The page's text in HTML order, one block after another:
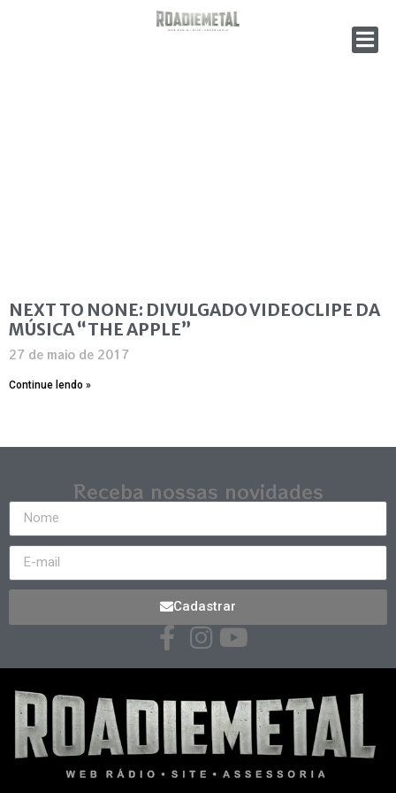
NEXT TO NONE: DIVULGADO VIDEOCLIPE DA
MÚSICA “THE APPLE”
27 de maio de 2017
Continue lendo »
Receba nossas novidades
Cadastrar